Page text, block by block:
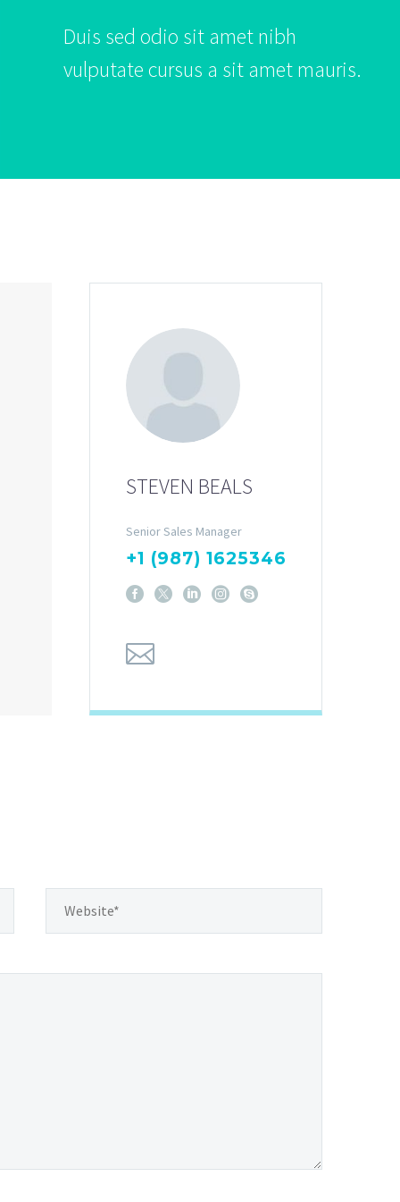
Duis sed odio sit amet nibh
vulputate cursus a sit amet mauris.
STEVEN BEALS
Senior Sales Manager
+1 (987) 1625346